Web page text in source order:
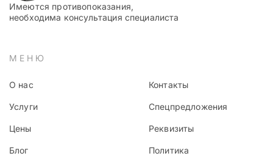
Имеются противопоказания,
необходима консультация специалиста
МЕНЮ
О нас
Услуги
Цены
Блог
Контакты
Спецпредложения
Реквизиты
Политика